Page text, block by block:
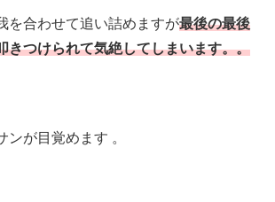
を合わせて追い詰めますが最後の最後
きつけられて気絶してしまいます。。
ンが目覚めます 。